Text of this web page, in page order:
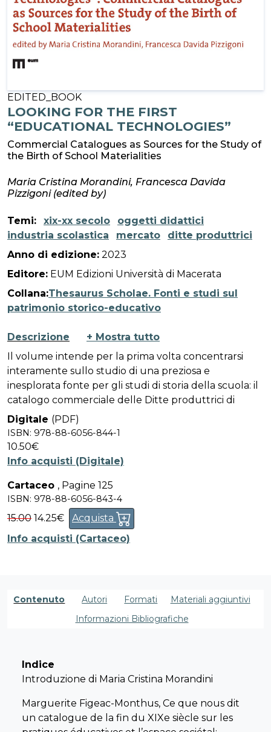
EDITED_BOOK
LOOKING FOR THE FIRST
“EDUCATIONAL TECHNOLOGIES”
Commercial Catalogues as Sources for the Study of
the Birth of School Materialities
Maria Cristina Morandini, Francesca Davida
Pizzigoni (edited by)
Temi: xix-xx secolo
oggetti didattici
industria scolastica
mercato
ditte produttrici
Anno di edizione: 2023
Editore: EUM Edizioni Università di Macerata
Collana:Thesaurus Scholae. Fonti e studi sul
patrimonio storico-educativo
Descrizione
+ Mostra tutto
Il volume intende per la prima volta concentrarsi
interamente sullo studio di una preziosa e
inesplorata fonte per gli studi di storia della scuola: il
catalogo commerciale delle Ditte produttrici di
sussidi didattici. Nel recente filone internazionale di
studi dedicato alla materialità scolastica, il catalogo
dei materiali didattici rappresenta una fonte
polivalente capace di restituirci dinamiche e direzioni
la cultura scolastica attraverso i suoi oggetti. I lavori
di studiosi di differenti paesi raccolti in
First “Educational Technologies”: Commercial
Catalogues as Sources for the Study of the Birth of
School Materialitiesoffrono non solo dati significativi
rappresentata dai cataloghi. Ne emerge un lavoro
ricco e complementare rispetto ad arco temporale,
comunità scientifica una analisi puntuale dei
cataloghi di alcune delle più storiche e significative
commercializzazione di oggetti didattici e nel
contempo uno studio capace di portare in luce
Digitale (PDF)
ISBN: 978-88-6056-844-1
10.50€
Info acquisti (Digitale)
Cartaceo , Pagine 125
ISBN: 978-88-6056-843-4
15.00 14.25€
Acquista
Info acquisti (Cartaceo)
Contenuto Autori Formati
Materiali aggiuntivi
Informazioni Bibliografiche
Indice
Introduzione di Maria Cristina Morandini
Marguerite Figeac-Monthus, Ce que nous dit
un catalogue de la fin du XIXe siècle sur les